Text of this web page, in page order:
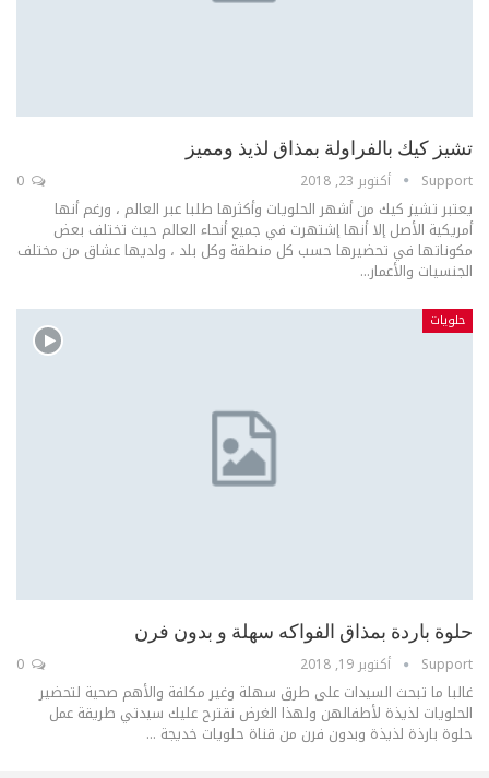
تشيز كيك بالفراولة بمذاق لذيذ ومميز
Support أكتوبر 23, 2018
يعتبر تشيز كيك من أشهر الحلويات وأكثرها طلبا عبر العالم ، ورغم أنها
أمريكية الأصل إلا أنها إشتهرت في جميع أنحاء العالم حيث تختلف بعض
مكوناتها في تحضيرها حسب كل منطقة وكل بلد ، ولديها عشاق من مختلف
الجنسيات والأعمار...
حلويات
حلوة باردة بمذاق الفواكه سهلة و بدون فرن
Support أكتوبر 19, 2018
غالبا ما تبحث السيدات على طرق سهلة وغير مكلفة والأهم صحية لتحضير
الحلويات لذيذة لأطفالهن ولهذا الغرض نقترح عليك سيدتي طريقة عمل
حلوة بارذة لذيذة وبدون فرن من قناة حلويات خديجة ...